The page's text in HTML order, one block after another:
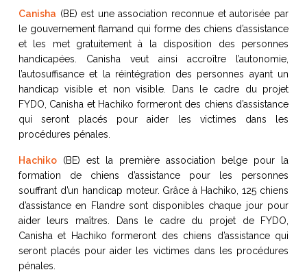
au droit et à la justice et de
Justice français
Katarzyna Janicka-
victimes, Commission
Gianluca Forlani
Juge –
Coopération judiciaire en
permanente de l’Italie auprès
Jolena Flett
Responsable
16:45 – 17:00
Remarques finales
Petra Klein| Vice-Présidente,
Canisha (BE) est une association reconnue et autorisée par
le gouvernement flamand qui forme des chiens d’assistance
et les met gratuitement à la disposition des personnes
handicapées. Canisha veut ainsi accroître l’autonomie,
l’autosuffisance et la réintégration des personnes ayant un
handicap visible et non visible. Dans le cadre du projet
FYDO, Canisha et Hachiko formeront des chiens d’assistance
qui seront placés pour aider les victimes dans les
procédures pénales.
Hachiko(BE) est la première association belge pour la
formation de chiens d’assistance pour les personnes
souffrant d’un handicap moteur. Grâce à Hachiko, 125 chiens
d’assistance en Flandre sont disponibles chaque jour pour
aider leurs maîtres. Dans le cadre du projet de FYDO,
Canisha et Hachiko formeront des chiens d’assistance qui
seront placés pour aider les victimes dans les procédures
pénales.